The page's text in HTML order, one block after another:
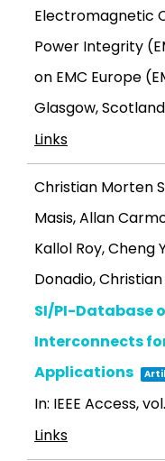
Electromagnetic
Power Integrity
on EMC Europe
Glasgow,
Links
Christian Morten
Masis, Allan
Kallol Roy, Cheng
Donadio,
SI/PI-Database
Interconnects
Applications
In: IEEE Access,
Links